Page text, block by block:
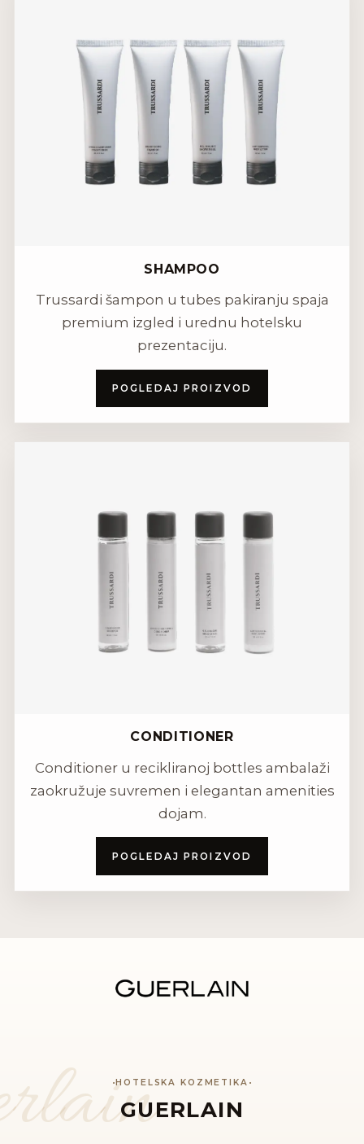
SHAMPOO
Trussardi šampon u tubes pakiranju spaja
premium izgled i urednu hotelsku
prezentaciju.
POGLEDAJ PROIZVOD
CONDITIONER
Conditioner u recikliranoj bottles ambalaži
zaokružuje suvremen i elegantan amenities
dojam.
POGLEDAJ PROIZVOD
HOTELSKA KOZMETIKA
GUERLAIN